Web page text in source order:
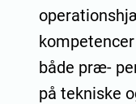
både præ-
på tekniske